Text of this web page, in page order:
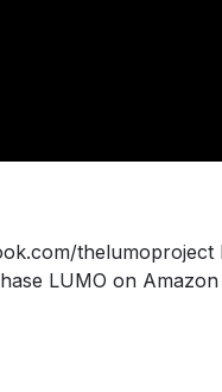
thelumoproject
LUMO on